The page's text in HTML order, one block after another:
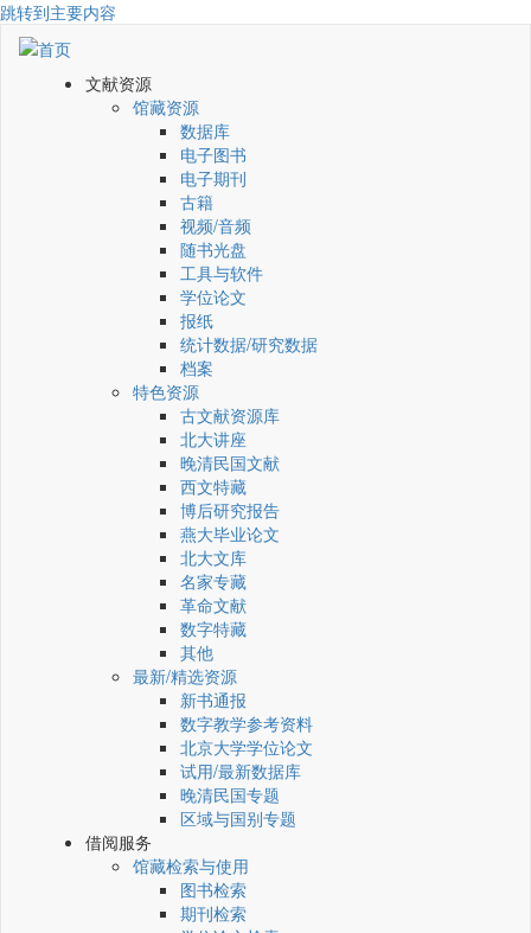
跳转到主要内容
文献资源
馆藏资源
数据库
电子图书
电子期刊
古籍
视频/音频
随书光盘
工具与软件
学位论文
报纸
统计数据/研究数据
档案
特色资源
古文献资源库
北大讲座
晚清民国文献
西文特藏
博后研究报告
燕大毕业论文
北大文库
名家专藏
革命文献
数字特藏
其他
最新/精选资源
新书通报
数字教学参考资料
北京大学学位论文
试用/最新数据库
晚清民国专题
区域与国别专题
借阅服务
馆藏检索与使用
图书检索
期刊检索